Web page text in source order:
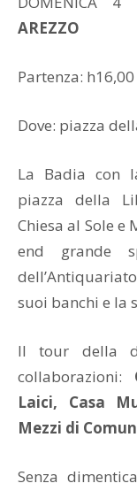
AREZZO
Partenza: h16,00
Dove: piazza
La Badia con
piazza della
Chiesa al Sole e
end grande
suoi banchi e la
Il tour della
collaborazioni:
Laici, Casa
Mezzi di
Senza